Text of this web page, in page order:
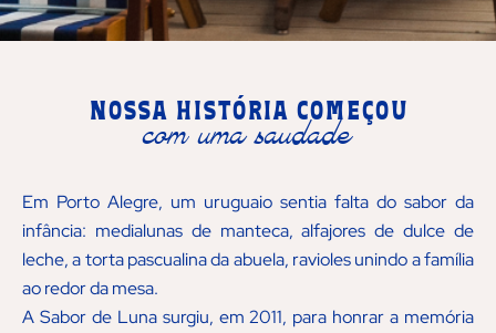
Nossa história começou
com uma saudade
Em Porto Alegre, um uruguaio sentia falta do sabor da
infância: medialunas de manteca, alfajores de dulce de
leche, a torta pascualina da abuela, ravioles unindo a família
ao redor da mesa.
A Sabor de Luna surgiu, em 2011, para honrar a memória